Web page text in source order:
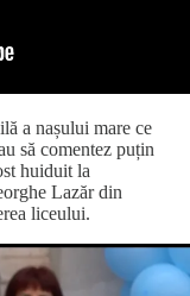
a nașului mare ce
să comentez puțin
huiduit la
Lazăr din
liceului.